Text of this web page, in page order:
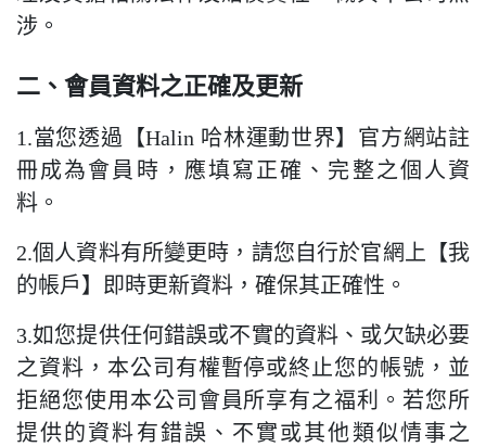
涉。
二、會員資料之正確及更新
1.當您透過【Halin 哈林運動世界】官方網站註
冊成為會員時，應填寫正確、完整之個人資
料。
2.個人資料有所變更時，請您自行於官網上【我
的帳戶】即時更新資料，確保其正確性。
3.如您提供任何錯誤或不實的資料、或欠缺必要
之資料，本公司有權暫停或終止您的帳號，並
拒絕您使用本公司會員所享有之福利。若您所
提供的資料有錯誤、不實或其他類似情事之